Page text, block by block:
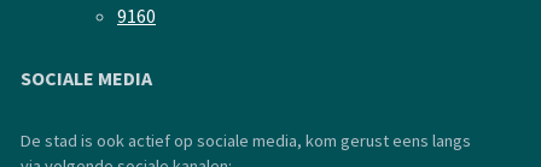
9160
SOCIALE MEDIA
De stad is ook actief op sociale media, kom gerust eens langs